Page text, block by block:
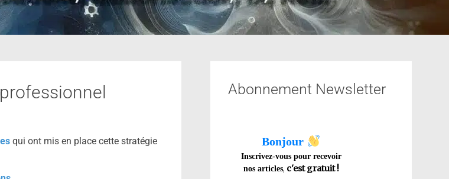
qui ont mis en place cette stratégie
Abonnement Newsletter
Bonjour
Inscrivez-vous pour recevoir
nos articles, c'est gratuit !